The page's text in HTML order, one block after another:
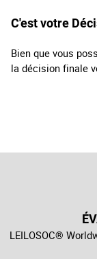
C'est votre
Bien que vous
la décision finale
LEILOSOC®